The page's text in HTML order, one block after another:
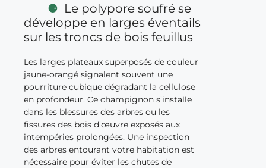
Le polypore soufré se
développe en larges éventails
sur les troncs de bois feuillus
Les larges plateaux superposés de couleur
jaune-orangé signalent souvent une
pourriture cubique dégradant la cellulose
en profondeur. Ce champignon s’installe
dans les blessures des arbres ou les
fissures des bois d’œuvre exposés aux
intempéries prolongées. Une inspection
des arbres entourant votre habitation est
nécessaire pour éviter les chutes de